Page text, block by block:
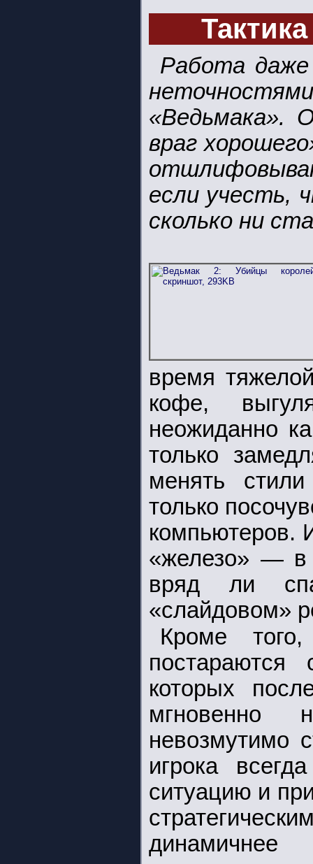
Работа
«Ведьмака».
враг
если учесть,
сколько ни
время
кофе,
неожиданно
только
менять
только
компьютеров.
«железо» — в
вряд ли
«слайдовом»
Кроме
которых
мгновенно
невозмутимо
игрока
ситуацию и